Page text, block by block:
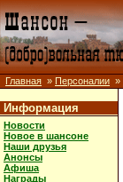
Главная » Персоналии »
Информация
Новости
Новое в шансоне
Наши друзья
Анонсы
Афиша
Награды